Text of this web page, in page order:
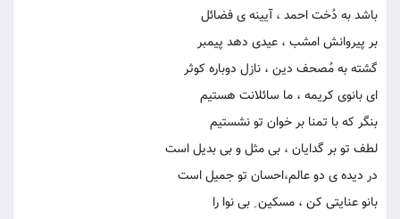
باشد به دُخت احمد ، آیینه ی فضائل
بر پیروانش امشب ، عیدی دهد پیمبر
گشته به مُصحف دین ، نازل دوباره کوثر
ای بانوی کریمه ، ما سائلانت هستیم
بنگر که با تمنا بر خوان تو نشستیم
لطف تو بر گدایان ، بی مثل و بی بدیل است
در دیده ی دو عالم،احسان تو جمیل است
بانو عنایتی کن ، مسکین ِ بی نوا را